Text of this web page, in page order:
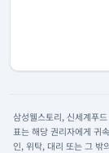
삼성웰스토리, 신세계푸
표는 해당 권리자에게 귀
인, 위탁, 대리 또는 그 밖